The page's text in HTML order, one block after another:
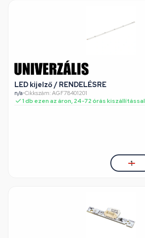
LED kijelző / RENDELÉSRE
n/a•Cikkszám: AGF78401201
1 db ezen az áron, 24-72 órás kiszállítással